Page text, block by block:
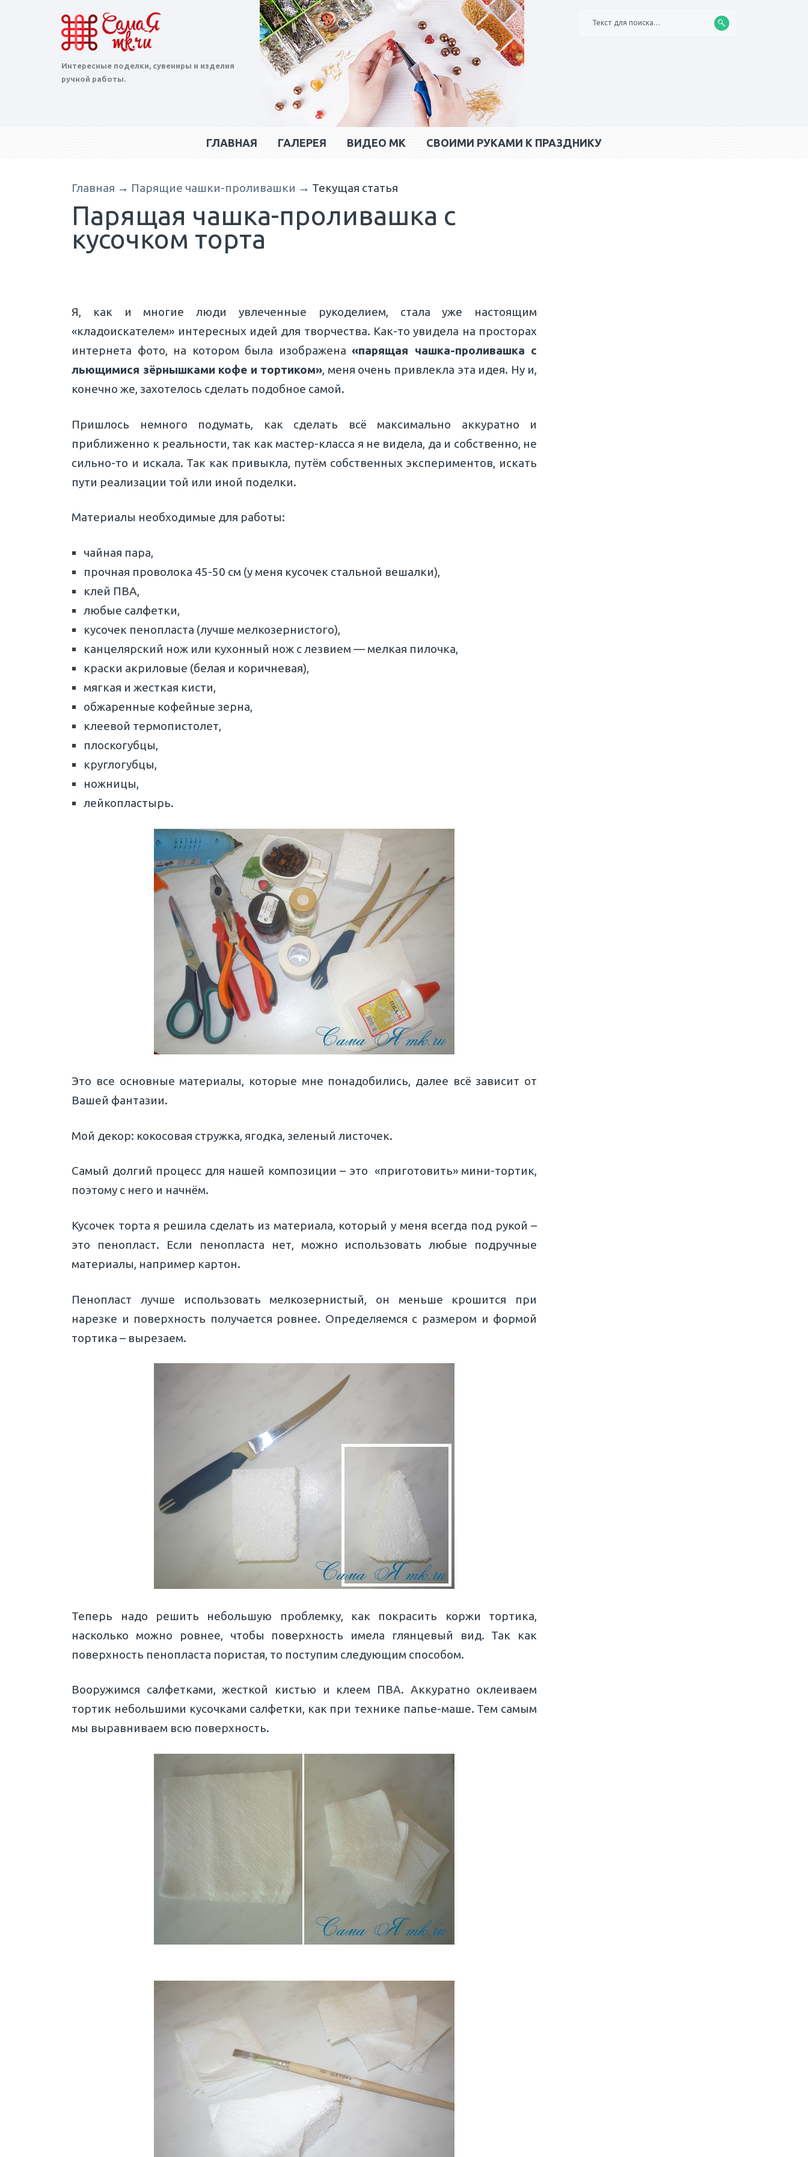
Интересные поделки, сувениры и изделия
ручной работы.
Текст для поиска…
ГЛАВНАЯ ГАЛЕРЕЯ ВИДЕО МК CВОИМИ РУКАМИ К ПРАЗДНИКУ
Главная → Парящие чашки-проливашки → Текущая статья
Парящая чашка-проливашка с
кусочком торта
Я, как и многие люди увлеченные рукоделием, стала уже настоящим
«кладоискателем» интересных идей для творчества. Как-то увидела на просторах
интернета фото, на котором была изображена«парящая чашка-проливашка с
льющимися зёрнышками кофе и тортиком», меня очень привлекла эта идея. Ну и,
конечно же, захотелось сделать подобное самой.
Пришлось немного подумать, как сделать всё максимально аккуратно и
приближенно к реальности, так как мастер-класса я не видела, да и собственно, не
сильно-то и искала. Так как привыкла, путём собственных экспериментов, искать
пути реализации той или иной поделки.
Материалы необходимые для работы:
чайная пара,
прочная проволока 45-50 см (у меня кусочек стальной вешалки),
клей ПВА,
любые салфетки,
кусочек пенопласта (лучше мелкозернистого),
канцелярский нож или кухонный нож с лезвием — мелкая пилочка,
краски акриловые (белая и коричневая),
мягкая и жесткая кисти,
обжаренные кофейные зерна,
клеевой термопистолет,
плоскогубцы,
круглогубцы,
ножницы,
лейкопластырь.
Это все основные материалы, которые мне понадобились, далее всё зависит от
Вашей фантазии.
Мой декор: кокосовая стружка, ягодка, зеленый листочек.
Самый долгий процесс для нашей композиции – это «приготовить» мини-тортик,
поэтому с него и начнём.
Кусочек торта я решила сделать из материала, который у меня всегда под рукой –
это пенопласт. Если пенопласта нет, можно использовать любые подручные
материалы, например картон.
Пенопласт лучше использовать мелкозернистый, он меньше крошится при
нарезке и поверхность получается ровнее. Определяемся с размером и формой
тортика – вырезаем.
Теперь надо решить небольшую проблемку, как покрасить коржи тортика,
насколько можно ровнее, чтобы поверхность имела глянцевый вид. Так как
поверхность пенопласта пористая, то поступим следующим способом.
Вооружимся салфетками, жесткой кистью и клеем ПВА. Аккуратно оклеиваем
тортик небольшими кусочками салфетки, как при технике папье-маше. Тем самым
мы выравниваем всю поверхность.